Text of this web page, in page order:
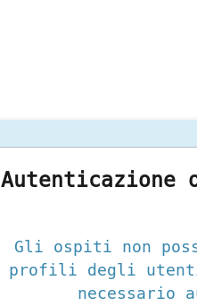
Autenticazione
Gli ospiti non
profili degli
necessario